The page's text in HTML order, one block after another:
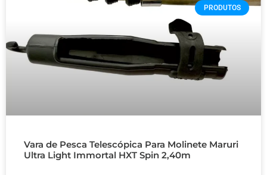
PRODUTOS
Vara de Pesca Telescópica Para Molinete Maruri
Ultra Light Immortal HXT Spin 2,40m